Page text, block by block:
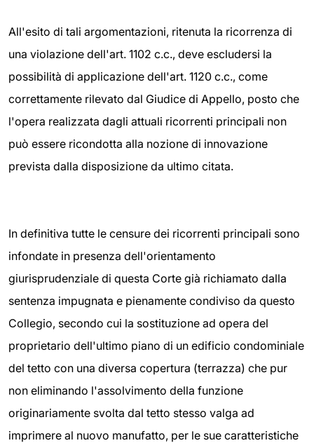
All'esito di tali argomentazioni, ritenuta la ricorrenza di
una violazione dell'art. 1102 c.c., deve escludersi la
possibilità di applicazione dell'art. 1120 c.c., come
correttamente rilevato dal Giudice di Appello, posto che
l'opera realizzata dagli attuali ricorrenti principali non
può essere ricondotta alla nozione di innovazione
prevista dalla disposizione da ultimo citata.
In definitiva tutte le censure dei ricorrenti principali sono
infondate in presenza dell'orientamento
giurisprudenziale di questa Corte già richiamato dalla
sentenza impugnata e pienamente condiviso da questo
Collegio, secondo cui la sostituzione ad opera del
proprietario dell'ultimo piano di un edificio condominiale
del tetto con una diversa copertura (terrazza) che pur
non eliminando l'assolvimento della funzione
originariamente svolta dal tetto stesso valga ad
imprimere al nuovo manufatto, per le sue caratteristiche